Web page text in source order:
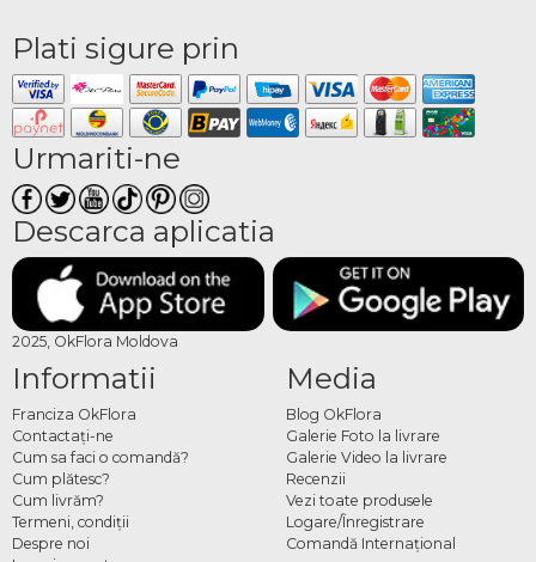
Plati sigure prin
Urmariti-ne
Descarca aplicatia
2025, OkFlora Moldova
Informatii
Franciza OkFlora
Contactaţi-ne
Cum sa faci o comandă?
Cum plătesc?
Cum livrăm?
Termeni, condiţii
Despre noi
Media
Blog OkFlora
Galerie Foto la livrare
Galerie Video la livrare
Recenzii
Vezi toate produsele
Logare/Înregistrare
Comandă Internațional